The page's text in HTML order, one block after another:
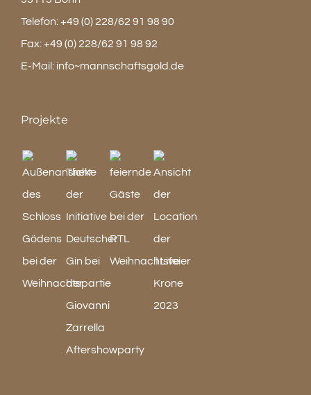
Telefon:+49 (0) 228/62 91 98 90
Fax:+49 (0) 228/62 91 98 92
E-Mail: info~mannschaftsgold.de
Projekte